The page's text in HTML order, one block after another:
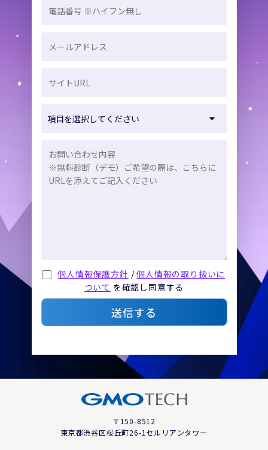
個人情報保護方針 /個人情報の取り扱いに
ついて を確認し同意する
送信する
〒150-8512
東京都渋谷区桜丘町26-1セルリアンタワー